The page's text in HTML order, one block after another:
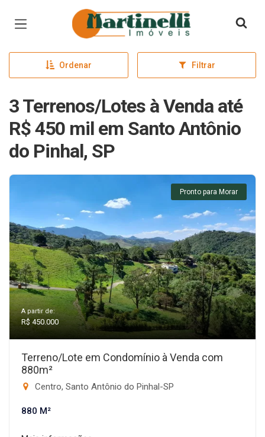
Página inicial
Ordenar Filtrar
3 Terrenos/Lotes à Venda até
R$ 450 mil em Santo Antônio
do Pinhal, SP
Pronto para Morar
A partir de:
R$ 450.000
Terreno/Lote em Condomínio à Venda com
880m²
Centro, Santo Antônio do Pinhal-SP
880 M²